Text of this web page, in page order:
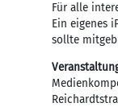
Für alle
Ein eigenes
sollte